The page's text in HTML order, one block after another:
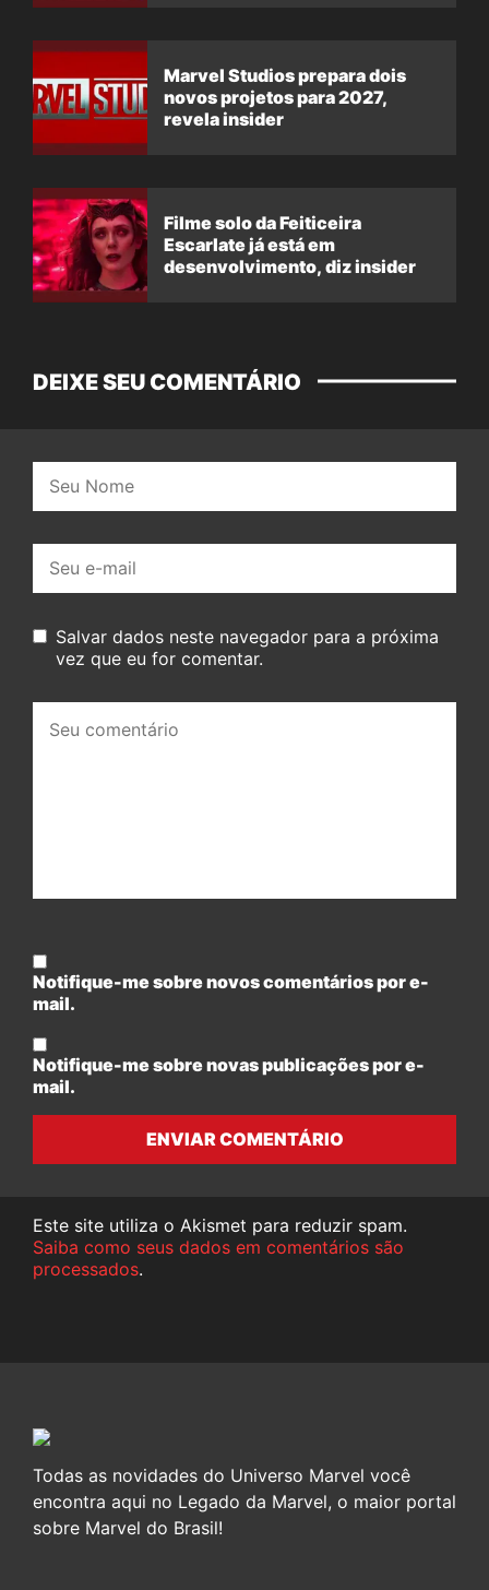
Marvel Studios prepara dois
novos projetos para 2027,
revela insider
Filme solo da Feiticeira
Escarlate já está em
desenvolvimento, diz insider
DEIXE SEU COMENTÁRIO
mail:
Salvar dados neste navegador para a próxima
vez que eu for comentar.
comentário:
Notifique-me sobre novos comentários por e-
mail.
Notifique-me sobre novas publicações por e-
mail.
ENVIAR COMENTÁRIO
Este site utiliza o Akismet para reduzir spam.
Saiba como seus dados em comentários são
processados.
Todas as novidades do Universo Marvel você
encontra aqui no Legado da Marvel, o maior portal
sobre Marvel do Brasil!